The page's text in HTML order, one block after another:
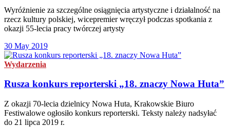
Wyróżnienie za szczególne osiągnięcia artystyczne i działalność na
rzecz kultury polskiej, wicepremier wręczył podczas spotkania z
okazji 55-lecia pracy twórczej artysty
30 May 2019
Wydarzenia
Rusza konkurs reporterski „18. znaczy Nowa Huta”
Z okazji 70-lecia dzielnicy Nowa Huta, Krakowskie Biuro
Festiwalowe ogłosiło konkurs reporterski. Teksty należy nadsyłać
do 21 lipca 2019 r.